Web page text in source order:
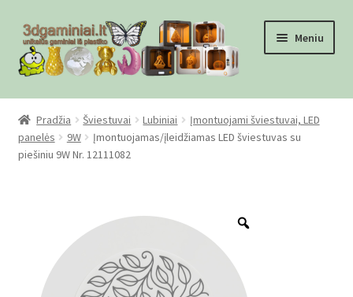
Pereiti
prie
meniu
Pereiti
prie
turinio
Meniu
Pradžia
Checkout
Mūsų partneriai
Pradžia Šviestuvai Lubiniai
Įmontuojami šviestuvai, LED
panelės
9W
Įmontuojamas/įleidžiamas LED šviestuvas su
piešiniu 9W Nr. 12111082